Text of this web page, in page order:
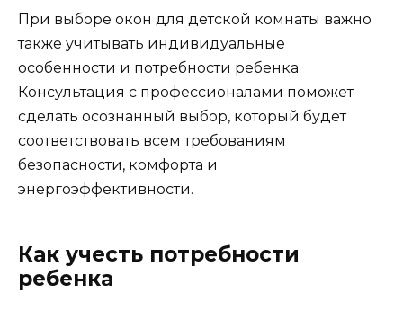
При выборе окон для детской комнаты важно
также учитывать индивидуальные
особенности и потребности ребенка.
Консультация с профессионалами поможет
сделать осознанный выбор, который будет
соответствовать всем требованиям
безопасности, комфорта и
энергоэффективности.
Как учесть потребности
ребенка